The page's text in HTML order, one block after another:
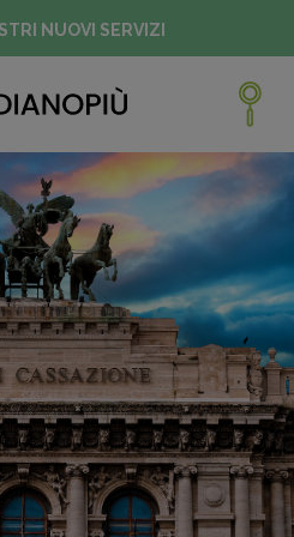
NUOVI SERVIZI